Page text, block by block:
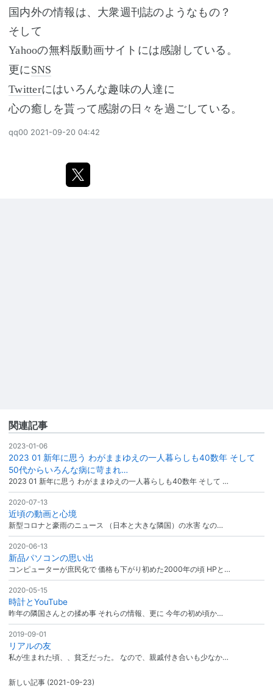
国内外の情報は、大衆週刊誌のようなもの？
そして
Yahooの無料版動画サイトには感謝している。
更に SNS
Twitterにはいろんな趣味の人達に
心の癒しを貰って感謝の日々を過ごしている。
qq00 2021-09-20 04:42
関連記事
2023-01-06
2023 01 新年に思う わがままゆえの一人暮らしも40数年 そして
50代からいろんな病に苛まれ…
2023 01 新年に思う わがままゆえの一人暮らしも40数年 そして …
2020-07-13
近頃の動画と心境
新型コロナと豪雨のニュース （日本と大きな隣国）の水害 なの…
2020-06-13
新品パソコンの思い出
コンピューターが庶民化で 価格も下がり初めた2000年の頃 HPと…
2020-05-15
時計とYouTube
昨年の隣国さんとの揉め事 それらの情報、更に 今年の初め頃か…
2019-09-01
リアルの友
私が生まれた頃、、貧乏だった。 なので、親戚付き合いも少なか…
新しい記事 (2021-09-23)